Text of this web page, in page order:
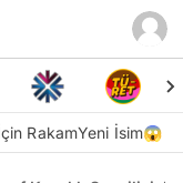
RakamYeni İsim😱